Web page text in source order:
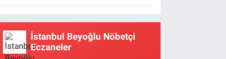
İstanbul Beyoğlu Nöbetçi
Eczaneler